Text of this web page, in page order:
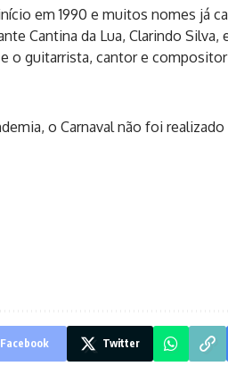
em 1990 e muitos nomes já
Cantina da Lua, Clarindo Silva,
o guitarrista, cantor e compositor
o Carnaval não foi realizado
Facebook Twitter